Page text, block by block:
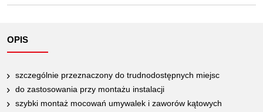
OPIS
szczególnie przeznaczony do trudnodostępnych miejsc
do zastosowania przy montażu instalacji
szybki montaż mocowań umywalek i zaworów kątowych